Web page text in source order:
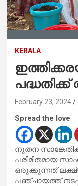
KERALA
പദ്ധതിക്ക്
February 23, 2024
Spread the love
നൂതന
പരിമിതമായ
ഒരുക്കുന്നത്
പഞ്ചായത്ത്